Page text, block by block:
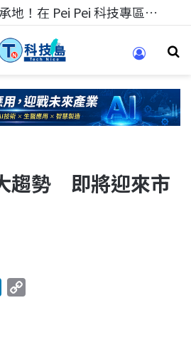
科技人的經驗傳承地！在 Pei Pei 科技專區，與學弟妹交流最硬核的技術
趨勢 即將迎來市